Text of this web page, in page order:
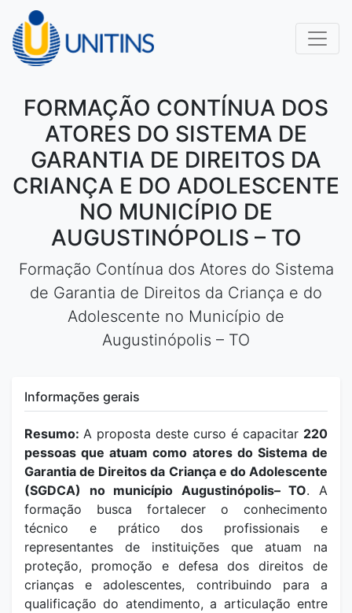
FORMAÇÃO CONTÍNUA DOS
ATORES DO SISTEMA DE
GARANTIA DE DIREITOS DA
CRIANÇA E DO ADOLESCENTE
NO MUNICÍPIO DE
AUGUSTINÓPOLIS – TO
Formação Contínua dos Atores do Sistema
de Garantia de Direitos da Criança e do
Adolescente no Município de
Augustinópolis – TO
Informações gerais
Resumo: A proposta deste curso é capacitar 220
pessoas que atuam como atores do Sistema de
Garantia de Direitos da Criança e do Adolescente
(SGDCA) no município Augustinópolis– TO. A
formação busca fortalecer o conhecimento
técnico e prático dos profissionais e
representantes de instituições que atuam na
proteção, promoção e defesa dos direitos de
crianças e adolescentes, contribuindo para a
qualificação do atendimento, a articulação entre